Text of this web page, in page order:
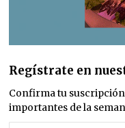
Regístrate en
Confirma tu
importantes de la